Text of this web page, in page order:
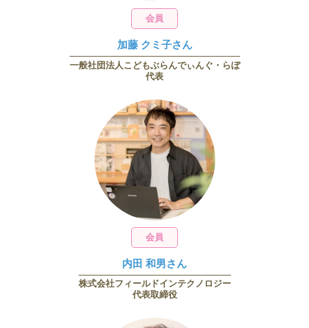
会員
加藤 クミ子さん
一般社団法人こどもぶらんでぃんぐ・らぼ
代表
会員
内田 和男さん
株式会社フィールドインテクノロジー
代表取締役